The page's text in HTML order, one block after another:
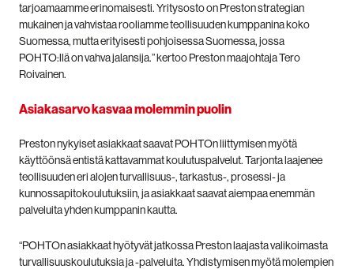
tarjoamaamme erinomaisesti. Yritysosto on Preston strategian
mukainen ja vahvistaa rooliamme teollisuuden kumppanina koko
Suomessa, mutta erityisesti pohjoisessa Suomessa, jossa
POHTO:llä on vahva jalansija.” kertoo Preston maajohtaja Tero
Roivainen.
Asiakasarvo kasvaa molemmin puolin
Preston nykyiset asiakkaat saavat POHTOn liittymisen myötä
käyttöönsä entistä kattavammat koulutuspalvelut. Tarjonta laajenee
teollisuuden eri alojen turvallisuus-, tarkastus-, prosessi- ja
kunnossapitokoulutuksiin, ja asiakkaat saavat aiempaa enemmän
palveluita yhden kumppanin kautta.
“POHTOn asiakkaat hyötyvät jatkossa Preston laajasta valikoimasta
turvallisuuskoulutuksia ja -palveluita. Yhdistymisen myötä molempien